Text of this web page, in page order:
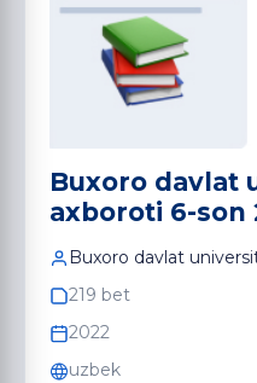
Buxoro davlat
axboroti 6-son
Buxoro davlat
219 bet
2022
uzbek